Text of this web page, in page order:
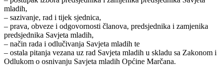
mladih,
– sazivanje, rad i tijek sjednica,
– prava, obveze i odgovornosti članova, predsjednika i zamjenika
predsjednika Savjeta mladih,
– način rada i odlučivanja Savjeta mladih te
– ostala pitanja vezana uz rad Savjeta mladih u skladu sa Zakonom i
Odlukom o osnivanju Savjeta mladih Općine Marčana.